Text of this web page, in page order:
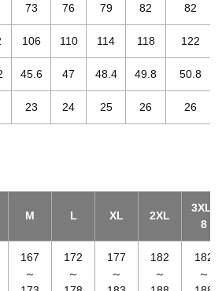
73 76 79 82 82
106 110 114 118 122
45.6 47 48.4 49.8 50.8
23 24 25 26
26
M L XL 2XL
3XL-
8
167
～
172
～
177
～
182
～
182
～